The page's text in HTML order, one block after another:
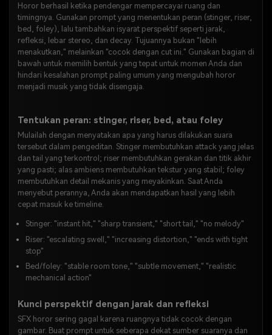
Horor berhasil ketika pendengar mempercayai ruang dan
timingnya. Gunakan prompt yang menentukan peran (stinger, riser,
bed, foley), lalu tambahkan isyarat perspektif seperti jarak,
refleksi, lebar stereo, dan decay. Tujuannya bukan "lebih
menakutkan," melainkan "cocok dengan cut ini." Gunakan bagian di
bawah untuk memilih bentuk yang tepat untuk momen Anda dan
hindari kesalahan prompt paling umum yang mengubah horor
menjadi musik yang tidak disengaja.
Tentukan peran: stinger, riser, bed, atau foley
Mulailah dengan menyatakan apa yang harus dilakukan suara
tersebut dalam pengeditan. Stinger membutuhkan attack yang jelas
dan tail yang terkontrol; riser membutuhkan gerakan dan titik akhir
yang pasti; alas ambiens membutuhkan tekstur yang stabil; foley
membutuhkan detail mekanis yang meyakinkan. Saat Anda
menyebut perannya, Anda akan mendapatkan hasil yang lebih
cepat masuk ke timeline.
Stinger: "instant hit," "sharp transient," "short tail," "no melody"
Riser: "escalating swell," "increasing distortion," "ends with tight
stop"
Bed/foley: "stable room tone," "subtle movement," "realistic
mechanical action"
Kunci perspektif dengan jarak dan refleksi
SFX horor sering gagal karena ruangnya tidak cocok dengan
gambar. Buat prompt untuk seberapa dekat sumber suaranya dan